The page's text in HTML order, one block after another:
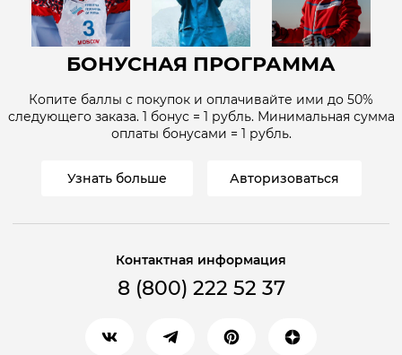
БОНУСНАЯ ПРОГРАММА
Копите баллы с покупок и оплачивайте ими до 50%
следующего заказа. 1 бонус = 1 рубль. Минимальная сумма
оплаты бонусами = 1 рубль.
Узнать больше Авторизоваться
Контактная информация
8 (800) 222 52 37